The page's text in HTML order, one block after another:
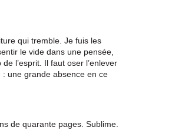
qui tremble. Je fuis les
le vide dans une pensée,
l’esprit. Il faut oser l’enlever
une grande absence en ce
de quarante pages. Sublime.